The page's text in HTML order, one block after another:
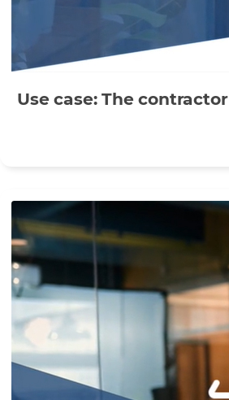
Use case: The contractor